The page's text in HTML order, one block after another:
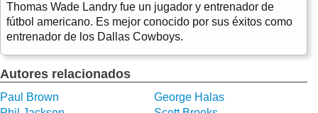
Thomas Wade Landry fue un jugador y entrenador de
fútbol americano. Es mejor conocido por sus éxitos como
entrenador de los Dallas Cowboys.
Autores relacionados
Paul Brown
George Halas